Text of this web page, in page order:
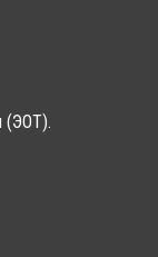
(ЭОТ).